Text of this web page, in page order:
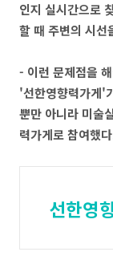
인지 실시간으로
할 때 주변의 시선
- 이런 문제점을
'선한영향력가게'
뿐만 아니라 미술
력가게로 참여했
선한영